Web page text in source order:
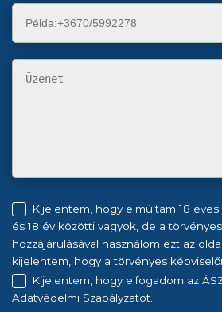
Kijelentem, hogy elmúltam 18
és 18 év közötti vagyok, de a
hozzájárulásával használom ezt az
kijelentem, hogy a törvényes
Kijelentem, hogy elfogadom az
Adatvédelmi Szabályzatot.